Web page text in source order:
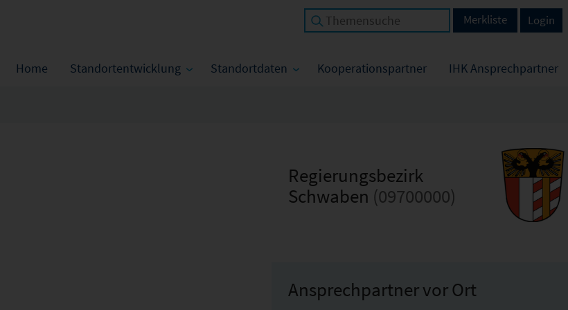
Home Standortentwicklung Standortdaten Kooperationspartner IHK Ansprechpartner
Login
Merkliste
Regierungsbezirk
Schwaben (09700000)
Ansprechpartner vor Ort